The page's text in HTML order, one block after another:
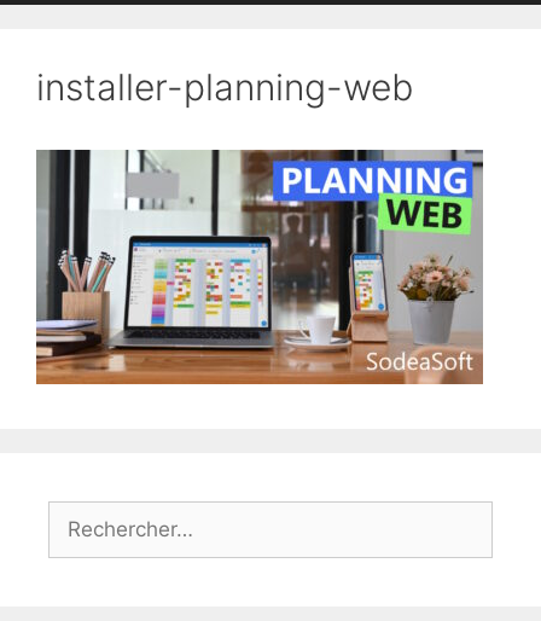
installer-planning-web
Rechercher :